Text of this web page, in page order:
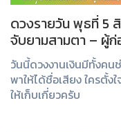
ดวงรายวัน พุธที่ 5
จับยามสามตา – ผู้
วันนี้ดวงงานเงินมีทั้งคน
พาให้ได้ชื่อเสียง ใครตั้ง
ให้เก็บเกี่ยวครับ